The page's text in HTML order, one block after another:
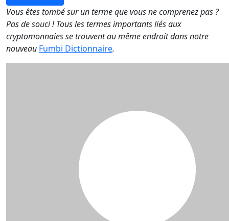
Vous êtes tombé sur un terme que vous ne comprenez pas ?
Pas de souci ! Tous les termes importants liés aux
cryptomonnaies se trouvent au même endroit dans notre
nouveau Fumbi Dictionnaire.